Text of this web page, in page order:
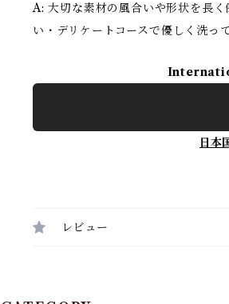
A: 大切な素材の風合いや形状を長
い・デリケートコースで優しく洗っ
日本
レビュー